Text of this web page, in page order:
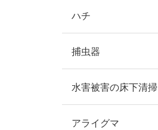
ハチ
捕虫器
水害被害の床下清掃
アライグマ